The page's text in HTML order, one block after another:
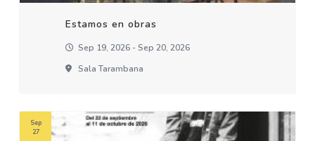
Estamos en obras
Sep 19, 2026 - Sep 20, 2026
Sala Tarambana
Sep
27